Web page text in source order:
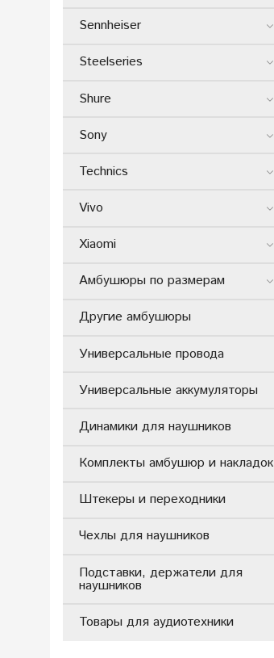
Sennheiser
Steelseries
Shure
Sony
Technics
Vivo
Xiaomi
Амбушюры по размерам
Другие амбушюры
Универсальные провода
Универсальные аккумуляторы
Динамики для наушников
Комплекты амбушюр и накладок
Штекеры и переходники
Чехлы для наушников
Подставки, держатели для
наушников
Товары для аудиотехники